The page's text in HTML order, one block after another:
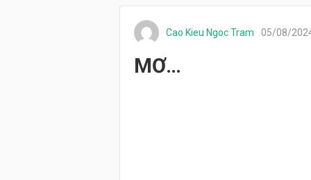
Cao Kieu Ngoc Tram 05/08/
MƠ…